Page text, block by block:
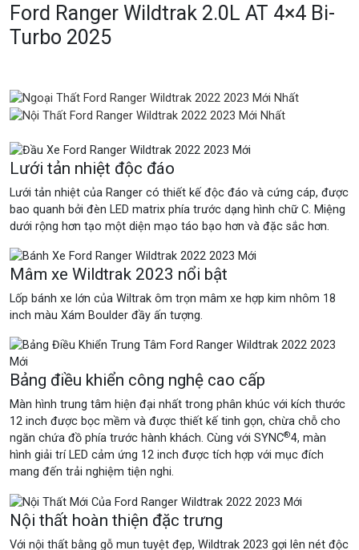
Ford Ranger Wildtrak 2.0L AT 4×4 Bi-
Turbo 2025
Lưới tản nhiệt độc đáo
Lưới tản nhiệt của Ranger có thiết kế độc đáo và cứng cáp, được
bao quanh bởi đèn LED matrix phía trước dạng hình chữ C. Miệng
dưới rộng hơn tạo một diện mạo táo bạo hơn và đặc sắc hơn.
Mâm xe Wildtrak 2023 nổi bật
Lốp bánh xe lớn của Wiltrak ôm trọn mâm xe hợp kim nhôm 18
inch màu Xám Boulder đầy ấn tượng.
Bảng điều khiển công nghệ cao cấp
Màn hình trung tâm hiện đại nhất trong phân khúc với kích thước
12 inch được bọc mềm và được thiết kế tinh gọn, chừa chỗ cho
ngăn chứa đồ phía trước hành khách. Cùng với SYNC®4, màn
hình giải trí LED cảm ứng 12 inch được tích hợp với mục đích
mang đến trải nghiệm tiện nghi.
Nội thất hoàn thiện đặc trưng
Với nội thất bằng gỗ mun tuyệt đẹp, Wildtrak 2023 gợi lên nét độc